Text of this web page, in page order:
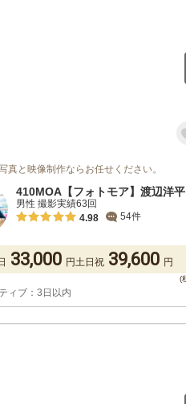
真と映像制作ならお任せください。
410MOA【フォトモア】渡辺洋平
男性 撮影実績63回
4.98
54件
33,000 円土日祝 39,600 円
ィブ：3日以内